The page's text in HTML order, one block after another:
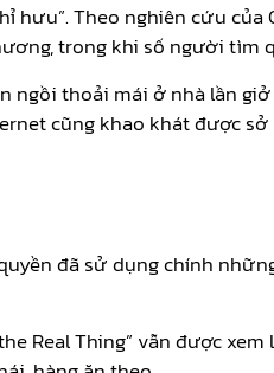
hưu”. Theo nghiên cứu
trong khi số người tìm
thoải mái ở nhà lần
cũng khao khát được
đã sử dụng chính
Real Thing” vẫn được